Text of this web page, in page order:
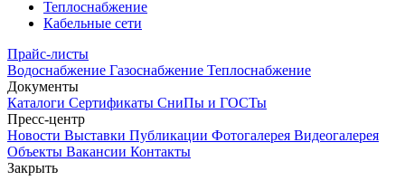
Теплоснабжение
Кабельные сети
Прайс-листы
Водоснабжение Газоснабжение Теплоснабжение
Документы
Каталоги Сертификаты СниПы и ГОСТы
Пресс-центр
Новости Выставки Публикации Фотогалерея Видеогалерея
Объекты Вакансии Контакты
Закрыть